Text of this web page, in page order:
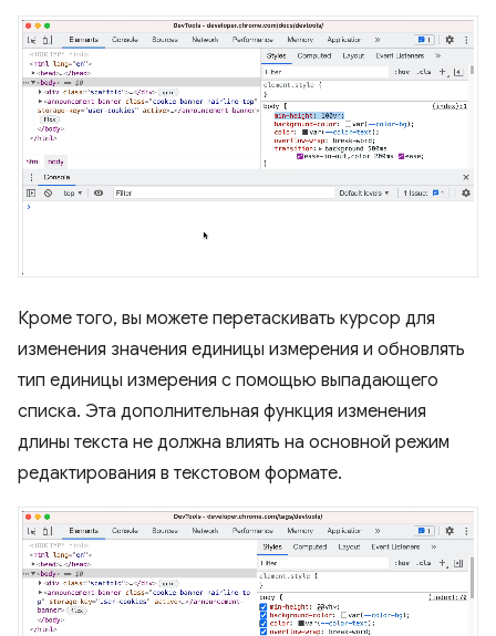
Кроме того, вы можете перетаскивать курсор для
изменения значения единицы измерения и обновлять
тип единицы измерения с помощью выпадающего
списка. Эта дополнительная функция изменения
длины текста не должна влиять на основной режим
редактирования в текстовом формате.